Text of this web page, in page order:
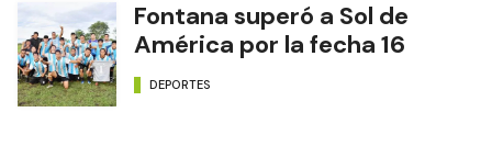
Fontana superó a Sol de
América por la fecha 16
DEPORTES